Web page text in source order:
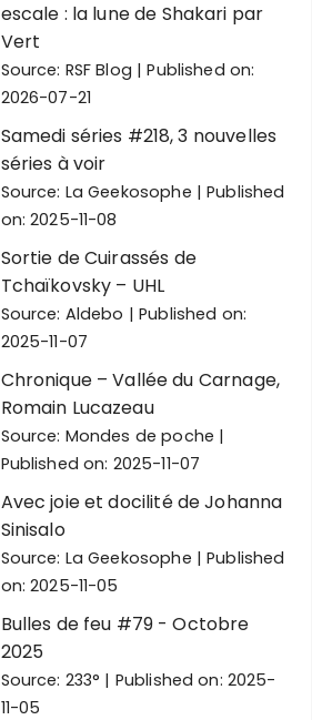
escale : la lune de Shakari par
Vert
Source: RSF Blog
Published on:
2026-07-21
Samedi séries #218, 3 nouvelles
séries à voir
Source: La Geekosophe
Published
on: 2025-11-08
Sortie de Cuirassés de
Tchaïkovsky – UHL
Source: Aldebo
Published on:
2025-11-07
Chronique – Vallée du Carnage,
Romain Lucazeau
Source: Mondes de poche
Published on: 2025-11-07
Avec joie et docilité de Johanna
Sinisalo
Source: La Geekosophe
Published
on: 2025-11-05
Bulles de feu #79 - Octobre
2025
Source: 233°
Published on: 2025-
11-05